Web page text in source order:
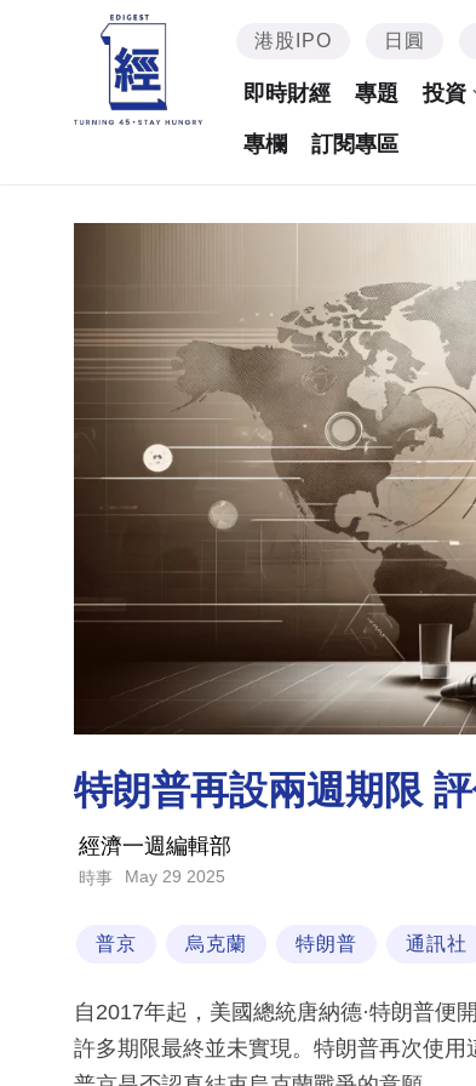
港股IPO 日圓
即時財經 專題 投資
專欄 訂閱專區
特朗普再設兩週期限
經濟一週編輯部
時事 May 29 2025
普京 烏克蘭 特朗普 通訊社
自2017年起，美國總統唐納德·特朗普便
許多期限最終並未實現。特朗普再次使